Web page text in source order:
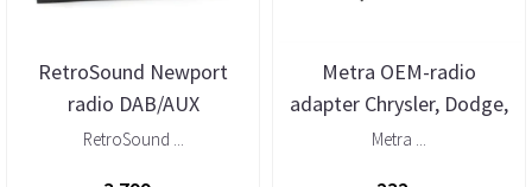
RetroSound Newport
radio DAB/AUX
Chrysler/Dodge (1976 -
RetroSound ...
Metra OEM-radio
adapter Chrysler, Dodge,
Jeep
Metra ...